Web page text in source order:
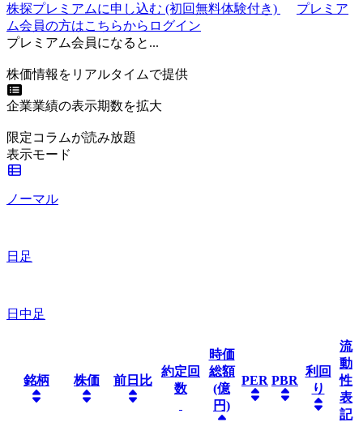
株探プレミアムに申し込む (初回無料体験付き)
プレミア
ム会員の方はこちらからログイン
プレミアム会員になると...
株価情報をリアルタイムで提供
企業業績の表示期数を拡大
限定コラムが読み放題
表示モード
ノーマル
日足
日中足
銘柄 株価 前日比
約定回
数
時価
総額
(億
円)
PER PBR
利回
り
流
動
性
表
記